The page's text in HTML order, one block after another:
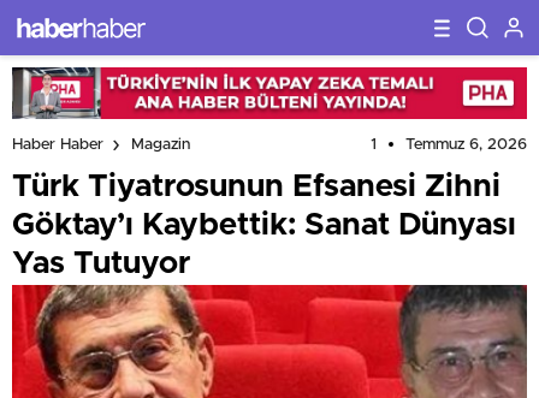
Haber Haber Magazin 1 Temmuz 6, 2026
Türk Tiyatrosunun Efsanesi Zihni
Göktay’ı Kaybettik: Sanat Dünyası
Yas Tutuyor